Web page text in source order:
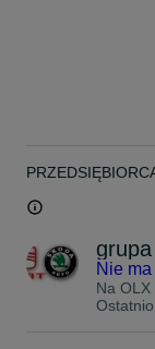
Nie
Na OLX